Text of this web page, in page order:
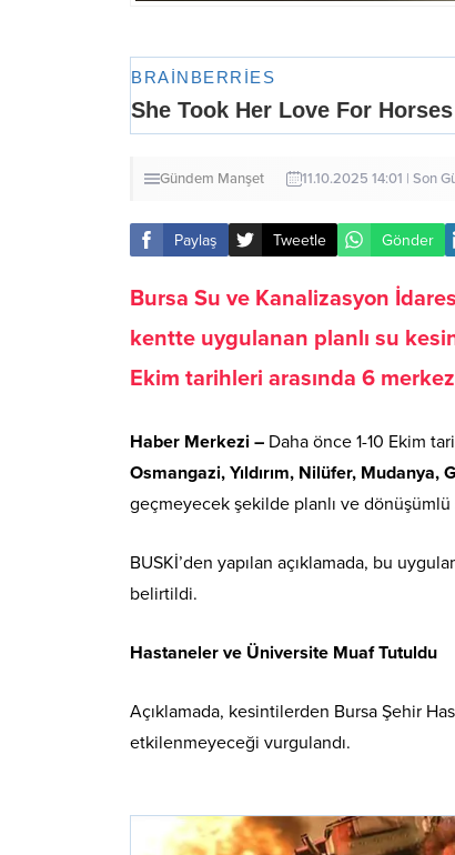
Gündem Manşet 11.10.2025 14:01 | Son
Paylaş Tweetle Gönder
Bursa Su ve Kanalizasyon
kentte uygulanan planlı su
Ekim tarihleri arasında 6
Haber Merkezi – Daha önce 1-10 Ekim
Osmangazi, Yıldırım, Nilüfer, Mudanya,
geçmeyecek şekilde planlı ve
BUSKİ’den yapılan açıklamada, bu
belirtildi.
Hastaneler ve Üniversite Muaf Tutuldu
Açıklamada, kesintilerden Bursa Şehir
etkilenmeyeceği vurgulandı.